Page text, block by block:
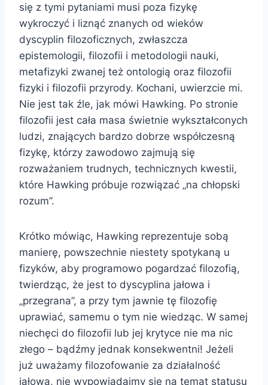
się z tymi pytaniami musi poza fizykę
wykroczyć i liznąć znanych od wieków
dyscyplin filozoficznych, zwłaszcza
epistemologii, filozofii i metodologii nauki,
metafizyki zwanej też ontologią oraz filozofii
fizyki i filozofii przyrody. Kochani, uwierzcie mi.
Nie jest tak źle, jak mówi Hawking. Po stronie
filozofii jest cała masa świetnie wykształconych
ludzi, znających bardzo dobrze współczesną
fizykę, którzy zawodowo zajmują się
rozważaniem trudnych, technicznych kwestii,
które Hawking próbuje rozwiązać „na chłopski
rozum”.
Krótko mówiąc, Hawking reprezentuje sobą
manierę, powszechnie niestety spotykaną u
fizyków, aby programowo pogardzać filozofią,
twierdząc, że jest to dyscyplina jałowa i
„przegrana”, a przy tym jawnie tę filozofię
uprawiać, samemu o tym nie wiedząc. W samej
niechęci do filozofii lub jej krytyce nie ma nic
złego – bądźmy jednak konsekwentni! Jeżeli
już uważamy filozofowanie za działalność
jałową, nie wypowiadajmy się na temat statusu